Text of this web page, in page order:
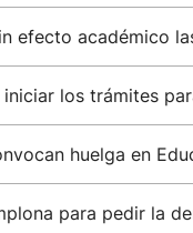
efecto académico
los trámites
huelga en
para pedir la